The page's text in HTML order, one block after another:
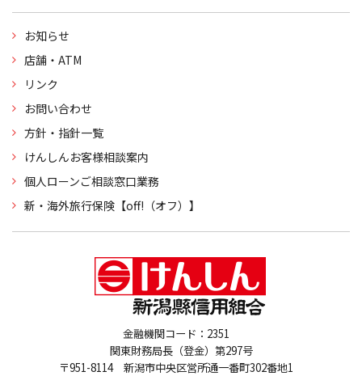
お知らせ
店舗・ATM
リンク
お問い合わせ
方針・指針一覧
けんしんお客様相談案内
個人ローンご相談窓口業務
新・海外旅行保険【off!（オフ）】
金融機関コード：2351
関東財務局長（登金）第297号
〒951-8114 新潟市中央区営所通一番町302番地1